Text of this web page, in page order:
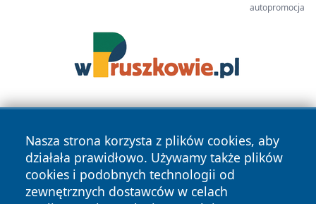
autopromocja
Nasza strona korzysta z plików cookies, aby
działała prawidłowo. Używamy także plików
cookies i podobnych technologii od
zewnętrznych dostawców w celach
Copyright © 2026 olkuszonline.pl Wszystkie prawa